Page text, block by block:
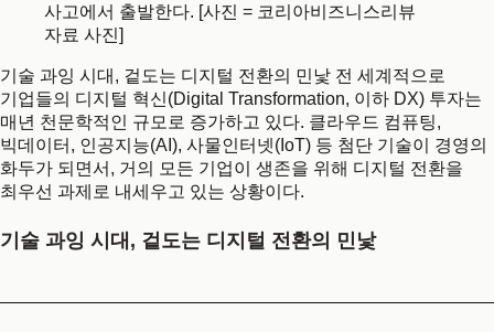
사고에서 출발한다. [사진 = 코리아비즈니스리뷰
자료 사진]
기술 과잉 시대, 겉도는 디지털 전환의 민낯 전 세계적으로
기업들의 디지털 혁신(Digital Transformation, 이하 DX) 투자는
매년 천문학적인 규모로 증가하고 있다. 클라우드 컴퓨팅,
빅데이터, 인공지능(AI), 사물인터넷(IoT) 등 첨단 기술이 경영의
화두가 되면서, 거의 모든 기업이 생존을 위해 디지털 전환을
최우선 과제로 내세우고 있는 상황이다.
기술 과잉 시대, 겉도는 디지털 전환의 민낯